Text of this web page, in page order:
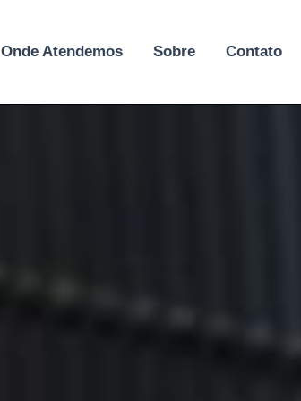
Onde Atendemos Sobre Contato